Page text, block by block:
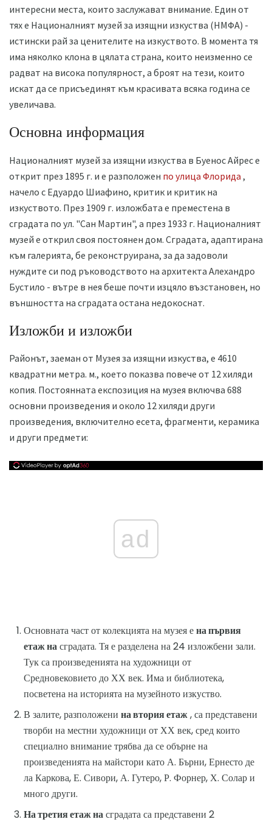
интересни места, които заслужават внимание. Един от
тях е Националният музей за изящни изкуства (НМФА) -
истински рай за ценителите на изкуството. В момента тя
има няколко клона в цялата страна, които неизменно се
радват на висока популярност, а броят на тези, които
искат да се присъединят към красивата всяка година се
увеличава.
Основна информация
Националният музей за изящни изкуства в Буенос Айрес е
открит през 1895 г. и е разположен по улица Флорида ,
начело с Едуардо Шиафино, критик и критик на
изкуството. През 1909 г. изложбата е преместена в
сградата по ул. "Сан Мартин", а през 1933 г. Националният
музей е открил своя постоянен дом. Сградата, адаптирана
към галерията, бе реконструирана, за да задоволи
нуждите си под ръководството на архитекта Алехандро
Бустило - вътре в нея беше почти изцяло възстановен, но
външността на сградата остана недокоснат.
Изложби и изложби
Районът, заеман от Музея за изящни изкуства, е 4610
квадратни метра. м., което показва повече от 12 хиляди
копия. Постоянната експозиция на музея включва 688
основни произведения и около 12 хиляди други
произведения, включително есета, фрагменти, керамика
и други предмети:
ad
Основната част от колекцията на музея ена първия
етаж насградата. Тя е разделена на 24 изложбени зали.
Тук са произведенията на художници от
Средновековието до ХХ век. Има и библиотека,
посветена на историята на музейното изкуство.
В залите, разположени на втория етаж, са представени
творби на местни художници от ХХ век, сред които
специално внимание трябва да се обърне на
произведенията на майстори като А. Бърни, Ернесто де
ла Каркова, Е. Сивори, А. Гутеро, Р. Форнер, Х. Солар и
много други.
На третия етаж насградата са представени 2